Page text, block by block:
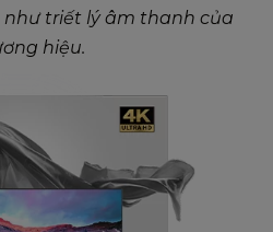
triết lý âm thanh của
hiệu.